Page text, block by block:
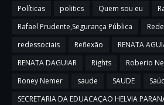
Políticas
politics Quem sou eu
Rafael Prudente,Segurança Pública
redessociais
Reflexão RENATA
RENATA DAGUIAR
Rights
Roberio
Roney Nemer
saude SAUDE
SECRETARIA DA EDUACAÇAO HELVIA